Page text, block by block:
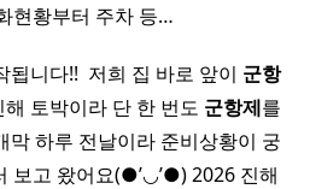
현황부터 주차 등…
됩니다!! ​ 저희 집 바로 앞이 군항
토박이라 단 한 번도 군항제를
막 하루 전날이라 준비상황이 궁
보고 왔어요(●’◡’●) 2026 진해